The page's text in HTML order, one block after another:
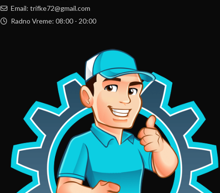
Email: trifke72@gmail.com
Radno Vreme: 08:00 - 20:00